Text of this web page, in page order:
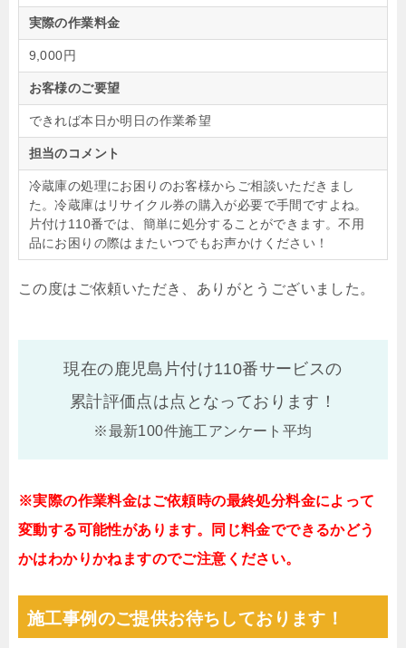
実際の作業料金
9,000円
お客様のご要望
できれば本日か明日の作業希望
担当のコメント
冷蔵庫の処理にお困りのお客様からご相談いただきまし
た。冷蔵庫はリサイクル券の購入が必要で手間ですよね。
片付け110番では、簡単に処分することができます。不用
品にお困りの際はまたいつでもお声かけください！
この度はご依頼いただき、ありがとうございました。
現在の鹿児島片付け110番サービスの
累計評価点は点となっております！
※最新100件施工アンケート平均
※実際の作業料金はご依頼時の最終処分料金によって
変動する可能性があります。同じ料金でできるかどう
かはわかりかねますのでご注意ください。
施工事例のご提供お待ちしております！